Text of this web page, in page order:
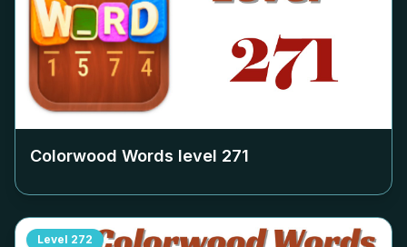
Colorwood Words level 271
Level 272